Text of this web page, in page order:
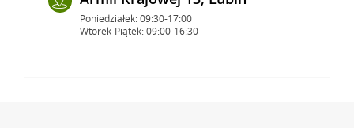
Poniedziałek: 09:30-17:00
Wtorek-Piątek: 09:00-16:30